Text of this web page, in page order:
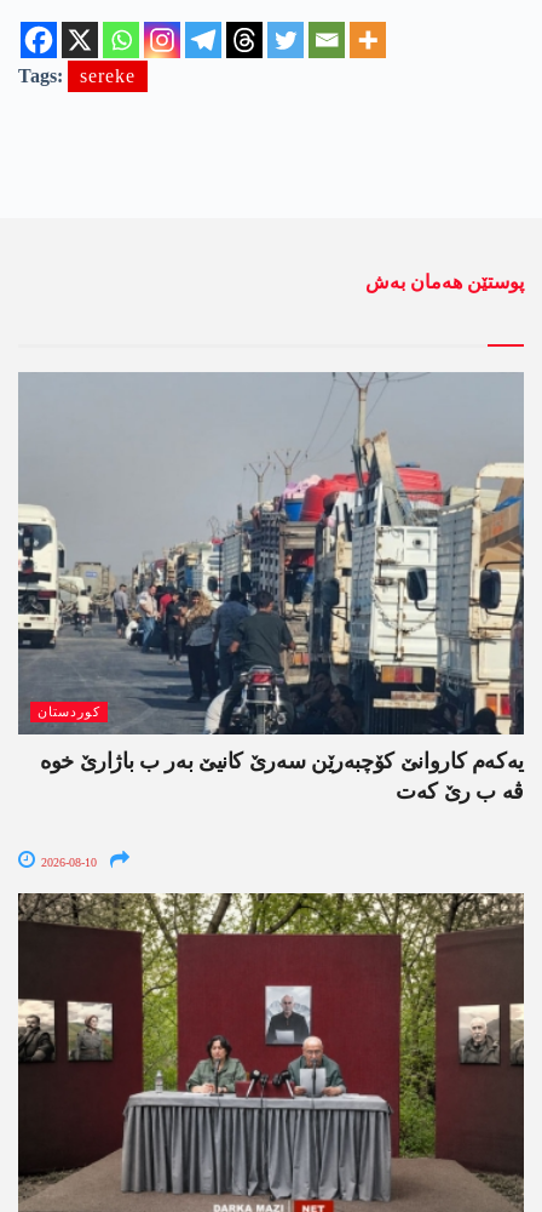
Tags: sereke
پوستێن ھەمان بەش
کوردستان
یەکەم کاروانێ کۆچبەرێن سەرێ کانیێ بەر ب باژارێ خوە
ڤە ب رێ کەت
2026-08-10